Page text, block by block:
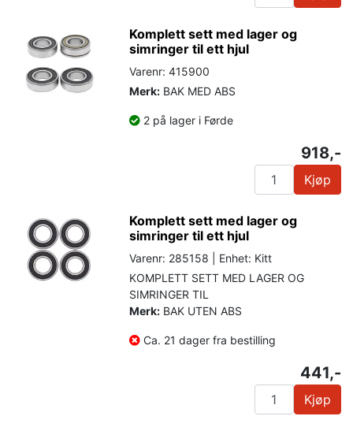
Komplett sett med lager og
simringer til ett hjul
Varenr: 415900
Merk: BAK MED ABS
2 på lager i Førde
918,-
Kjøp
Komplett sett med lager og
simringer til ett hjul
Varenr: 285158 | Enhet: Kitt
KOMPLETT SETT MED LAGER OG
SIMRINGER TIL
Merk: BAK UTEN ABS
Ca. 21 dager fra bestilling
441,-
Kjøp